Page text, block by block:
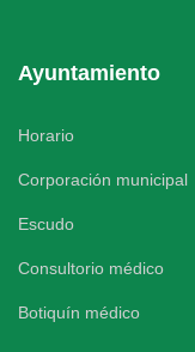
Ayuntamiento
Horario
Corporación municipal
Escudo
Consultorio médico
Botiquín médico